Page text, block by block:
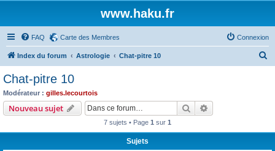
www.haku.fr
FAQ Carte des Membres Connexion
Index du forum Astrologie Chat-pitre 10
Chat-pitre 10
Modérateur : gilles.lecourtois
Nouveau sujet Rechercher
7 sujets • Page 1 sur 1
Sujets